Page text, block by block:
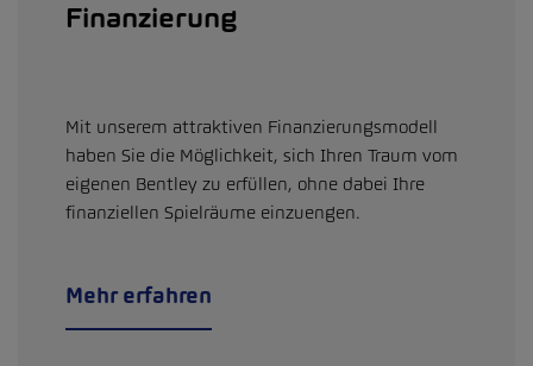
Finanzierung
Mit unserem attraktiven Finanzierungsmodell
haben Sie die Möglichkeit, sich Ihren Traum vom
eigenen Bentley zu erfüllen, ohne dabei Ihre
finanziellen Spielräume einzuengen.
Mehr erfahren